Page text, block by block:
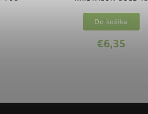
€6,35
Do košíka